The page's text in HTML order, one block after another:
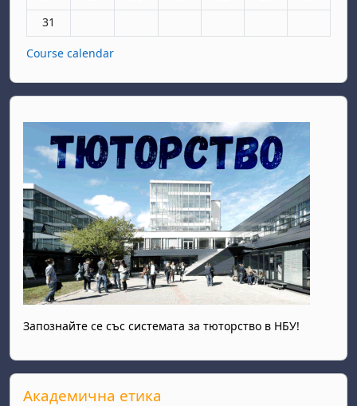
No events, Monday, 31 August
31
Course calendar
Запознайте се със системата за тюторство в НБУ!
Skip Академична етика
Академична етика